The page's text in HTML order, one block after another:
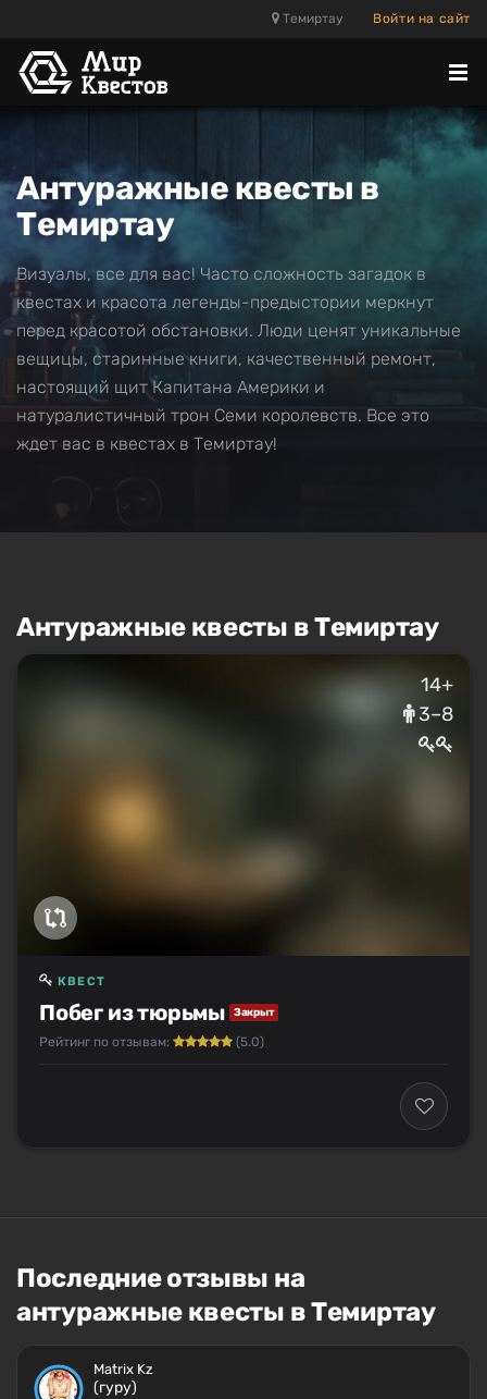
Темиртау Войти на сайт
Антуражные квесты в
Темиртау
Визуалы, все для вас! Часто сложность загадок в
квестах и красота легенды-предыстории меркнут
перед красотой обстановки. Люди ценят уникальные
вещицы, старинные книги, качественный ремонт,
настоящий щит Капитана Америки и
натуралистичный трон Семи королевств. Все это
ждет вас в квестах в Темиртау!
Антуражные квесты в Темиртау
14+
3–8
Побег из тюрьмы Закрыт
КВЕСТ
Рейтинг по отзывам: (5.0)
Последние отзывы на
антуражные квесты в Темиртау
Matrix Kz
(гуру)